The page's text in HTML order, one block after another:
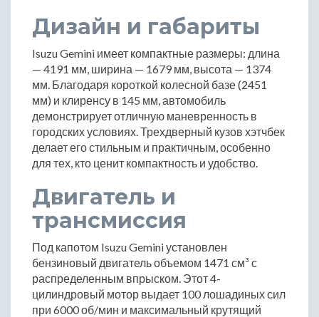
Дизайн и габариты
Isuzu Gemini имеет компактные размеры: длина
— 4191 мм, ширина — 1679 мм, высота — 1374
мм. Благодаря короткой колесной базе (2451
мм) и клиренсу в 145 мм, автомобиль
демонстрирует отличную маневренность в
городских условиях. Трехдверный кузов хэтчбек
делает его стильным и практичным, особенно
для тех, кто ценит компактность и удобство.
Двигатель и
трансмиссия
Под капотом Isuzu Gemini установлен
бензиновый двигатель объемом 1471 см³ с
распределенным впрыском. Этот 4-
цилиндровый мотор выдает 100 лошадиных сил
при 6000 об/мин и максимальный крутящий